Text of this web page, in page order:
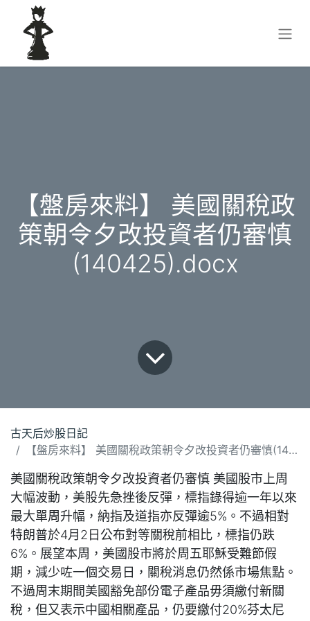
【盤房來料】 美國關稅政
策朝令夕改投資者仍審慎
(140425).docx
古天后炒股日記
【盤房來料】 美國關稅政策朝令夕改投資者仍審慎(140425).docx
美國關稅政策朝令夕改投資者仍審慎 美國股市上周
大幅波動，美股先急挫後反彈，標指錄得逾一年以來
最大單周升幅，納指及道指亦反彈逾5%。不過相對
特朗普於4月2日公布對等關稅前相比，標指仍跌
6%。展望本周，美國股市將於周五耶穌受難節假
期，減少咗一個交易日，關稅消息仍然係市場焦點。
不過周末期間美國豁免部份電子產品毋須繳付新關
稅，但又表示中國相關產品，仍要繳付20%芬太尼